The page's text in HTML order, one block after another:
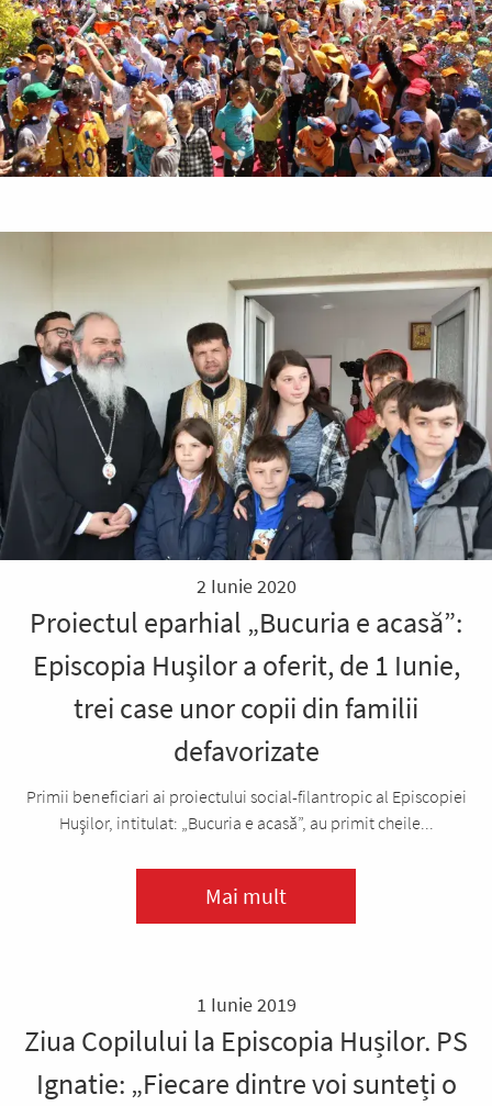
2 Iunie 2020
Proiectul eparhial „Bucuria e acasă”:
Episcopia Huşilor a oferit, de 1 Iunie,
trei case unor copii din familii
defavorizate
Primii beneficiari ai proiectului social-filantropic al Episcopiei
Huşilor, intitulat: „Bucuria e acasă”, au primit cheile...
Mai mult
1 Iunie 2019
Ziua Copilului la Episcopia Hușilor. PS
Ignatie: „Fiecare dintre voi sunteți o